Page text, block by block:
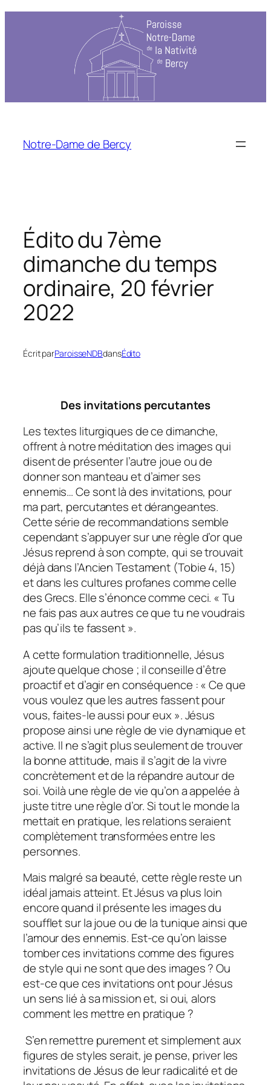
Notre-Dame de Bercy
Édito du 7ème
dimanche du temps
ordinaire, 20 février
2022
Écrit parParoisseNDBdansÉdito
Des invitations percutantes
Les textes liturgiques de ce dimanche,
offrent à notre méditation des images qui
disent de présenter l’autre joue ou de
donner son manteau et d’aimer ses
ennemis… Ce sont là des invitations, pour
ma part, percutantes et dérangeantes.
Cette série de recommandations semble
cependant s’appuyer sur une règle d’or que
Jésus reprend à son compte, qui se trouvait
déjà dans l’Ancien Testament (Tobie 4, 15)
et dans les cultures profanes comme celle
des Grecs. Elle s’énonce comme ceci. « Tu
ne fais pas aux autres ce que tu ne voudrais
pas qu’ils te fassent ».
A cette formulation traditionnelle, Jésus
ajoute quelque chose ; il conseille d’être
proactif et d’agir en conséquence : « Ce que
vous voulez que les autres fassent pour
vous, faites-le aussi pour eux ». Jésus
propose ainsi une règle de vie dynamique et
active. Il ne s’agit plus seulement de trouver
la bonne attitude, mais il s’agit de la vivre
concrètement et de la répandre autour de
soi. Voilà une règle de vie qu’on a appelée à
juste titre une règle d’or. Si tout le monde la
mettait en pratique, les relations seraient
complètement transformées entre les
personnes.
Mais malgré sa beauté, cette règle reste un
idéal jamais atteint. Et Jésus va plus loin
encore quand il présente les images du
soufflet sur la joue ou de la tunique ainsi que
l’amour des ennemis. Est-ce qu’on laisse
tomber ces invitations comme des figures
de style qui ne sont que des images ? Ou
est-ce que ces invitations ont pour Jésus
un sens lié à sa mission et, si oui, alors
comment les mettre en pratique ?
S’en remettre purement et simplement aux
figures de styles serait, je pense, priver les
invitations de Jésus de leur radicalité et de